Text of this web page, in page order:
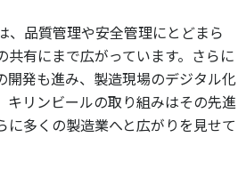
、品質管理や安全管理にとどまら
共有にまで広がっています。さらに
開発も進み、製造現場のデジタル化
キリンビールの取り組みはその先進
に多くの製造業へと広がりを見せて